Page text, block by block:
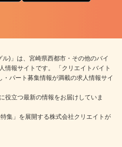
ル)」は、宮崎県西都市・その他のバイ
情報サイトです。 「クリエイトバイト
パート募集情報が満載の求人情報サイ
役立つ最新の情報をお届けしていま
集」を展開する株式会社クリエイトが